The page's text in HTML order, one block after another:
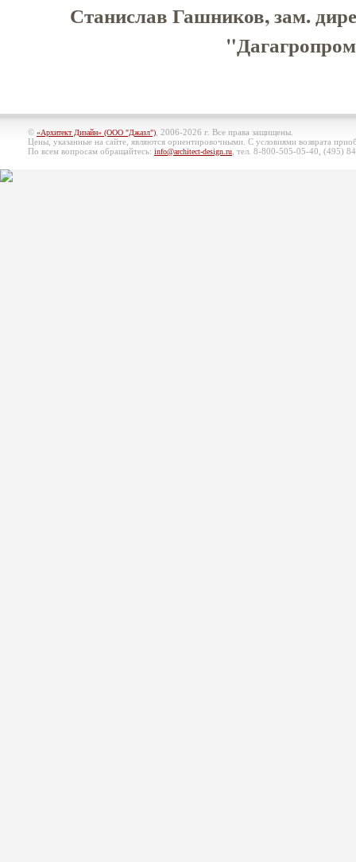
Станислав Гашников, зам.
© «Архитект Дизайн» (ООО "Джазл") , 2006-2026 г. Все права защищены.
Цены, указанные на сайте, являются ориентировочными. С условиями возврата
По всем вопросам обращайтесь: info@architect-design.ru , тел. 8-800-505-05-40, (495)